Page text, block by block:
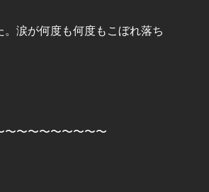
。涙が何度も何度もこぼれ落ち
〜〜〜〜〜〜〜〜〜